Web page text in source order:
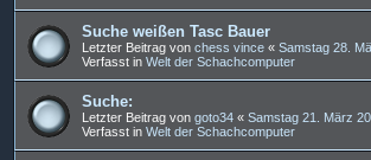
Suche weißen Tasc Bauer
Letzter Beitrag von chess vince « Samstag 28.
Verfasst in Welt der Schachcomputer
Suche:
Letzter Beitrag von goto34 « Samstag 21. März
Verfasst in Welt der Schachcomputer